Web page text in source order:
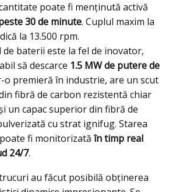
poate fi menținută activă
30 de minute. Cuplul maxim la
la 13.500 rpm.
de baterii este la fel de inovator,
să descarce 1.5 MW de putere de
o premieră în industrie, are un scut
fibră de carbon rezistentă chiar
un capac superior din fibră de
cu strat ignifug. Starea
fi monitorizatăîn timp real
24/7.
au făcut posibilă obținerea